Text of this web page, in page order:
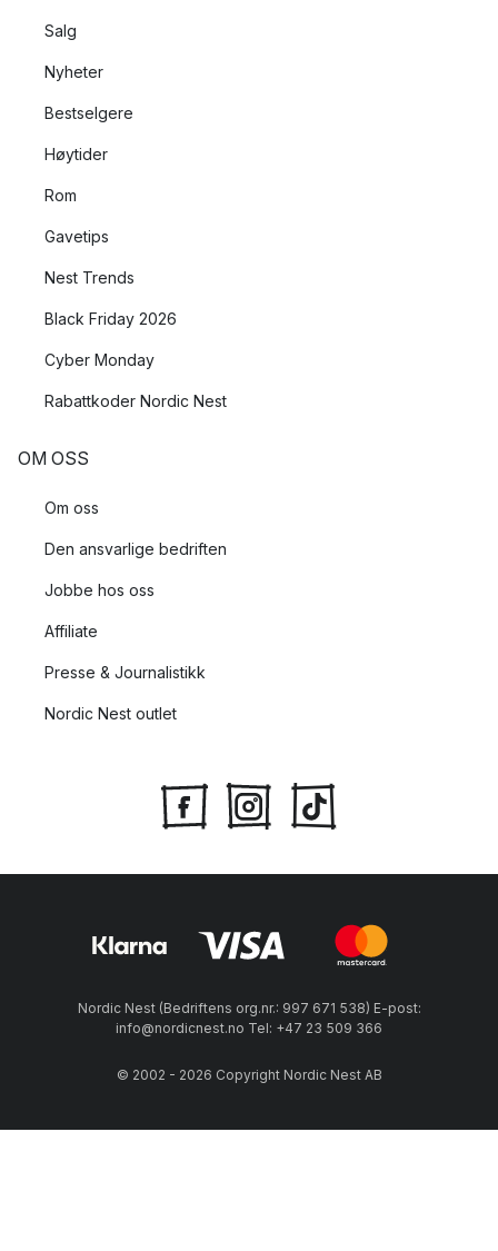
Salg
Nyheter
Bestselgere
Høytider
Rom
Gavetips
Nest Trends
Black Friday 2026
Cyber Monday
Rabattkoder Nordic Nest
OM OSS
Om oss
Den ansvarlige bedriften
Jobbe hos oss
Affiliate
Presse & Journalistikk
Nordic Nest outlet
Nordic Nest (Bedriftens org.nr.: 997 671 538) E-post:
info@nordicnest.no Tel: +47 23 509 366
© 2002 - 2026 Copyright Nordic Nest AB